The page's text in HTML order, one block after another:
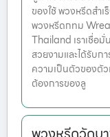
ของใช้ พวงหรีดสำ
พวงหรีดกทม
Thailand เราเชื่อ
สวยงามและได้รับ
ความเป็นตัวของตั
ต้องการของลู